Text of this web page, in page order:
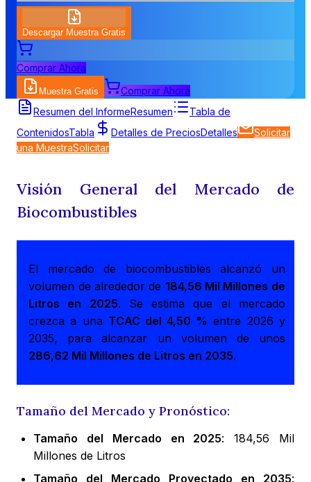
Descargar Muestra Gratis
Comprar Ahora
Muestra Gratis
Comprar Ahora
Resumen del InformeResumen
Tabla de
ContenidosTabla Detalles de PreciosDetalles
Solicitar
una MuestraSolicitar
Visión General del Mercado de
Biocombustibles
El mercado de biocombustibles alcanzó un
volumen de alrededor de 184,56 Mil Millones de
Litros en 2025. Se estima que el mercado
crezca a una TCAC del 4,50 % entre 2026 y
2035, para alcanzar un volumen de unos
286,62 Mil Millones de Litros en 2035.
Tamaño del Mercado y Pronóstico:
Tamaño del Mercado en 2025: 184,56 Mil
Millones de Litros
Tamaño del Mercado Proyectado en 2035: